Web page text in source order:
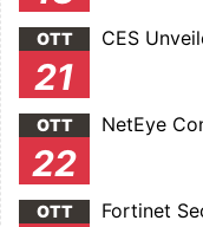
OTT
21
CES
OTT
22
NetEye
OTT Fortinet